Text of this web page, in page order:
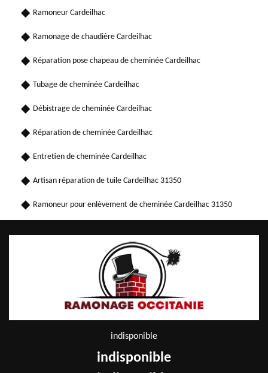
Ramoneur Cardeilhac
Ramonage de chaudière Cardeilhac
Réparation pose chapeau de cheminée Cardeilhac
Tubage de cheminée Cardeilhac
Débistrage de cheminée Cardeilhac
Réparation de cheminée Cardeilhac
Entretien de cheminée Cardeilhac
Artisan réparation de tuile Cardeilhac 31350
Ramoneur pour enlèvement de cheminée Cardeilhac 31350
indisponible
indisponible